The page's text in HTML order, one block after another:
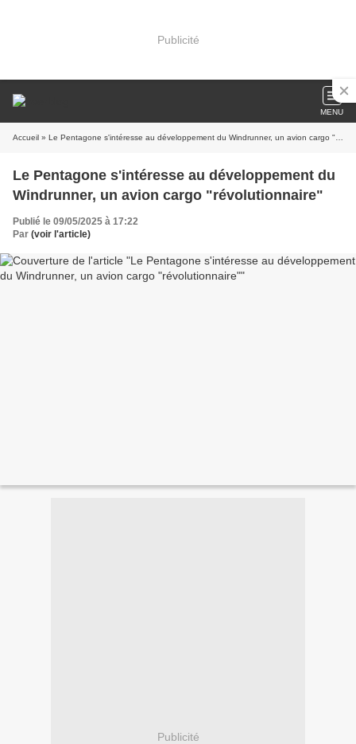
Publicité
MENU
Accueil » Le Pentagone s'intéresse au développement du Windrunner, un avion cargo "révolutionnaire"
Le Pentagone s'intéresse au développement du
Windrunner, un avion cargo "révolutionnaire"
Publié le 09/05/2025 à 17:22
Par (voir l'article)
Publicité